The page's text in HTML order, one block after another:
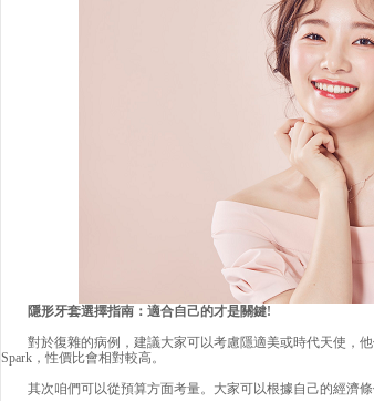
隱形牙套選擇指南：適合自己的才是關鍵!
對於復雜的病例，建議大家可以考慮隱適美或時代天使，
Spark，性價比會相對較高。
其次咱們可以從預算方面考量。大家可以根據自己的經濟條